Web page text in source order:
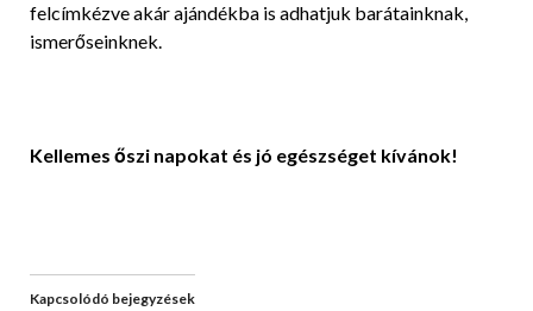
felcímkézve akár ajándékba is adhatjuk barátainknak,
ismerőseinknek.
Kellemes őszi napokat és jó egészséget kívánok!
Kapcsolódó bejegyzések